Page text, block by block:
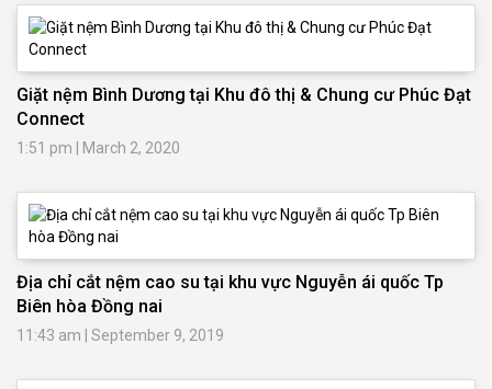
Giặt nệm Bình Dương tại Khu đô thị & Chung cư Phúc Đạt
Connect
1:51 pm March 2, 2020
Địa chỉ cắt nệm cao su tại khu vực Nguyễn ái quốc Tp
Biên hòa Đồng nai
11:43 am September 9, 2019